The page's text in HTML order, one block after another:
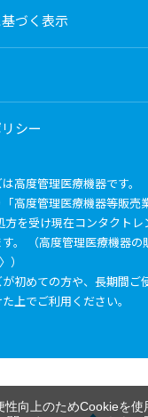
づく表示
シー
高度管理医療機器です。
高度管理医療機器等販売
方を受け現在コンタクト
。 （高度管理医療機器
）
初めての方や、長期間ご
上でご利用ください。
性向上のためCookieを使